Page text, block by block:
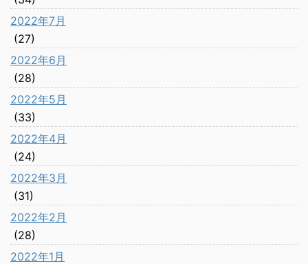
2022年7月
(27)
2022年6月
(28)
2022年5月
(33)
2022年4月
(24)
2022年3月
(31)
2022年2月
(28)
2022年1月